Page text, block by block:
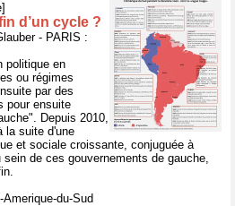
d’un cycle ?
- PARIS :
politique en
ou régimes
par des
pour ensuite
Depuis 2010,
la suite d'une
et sociale croissante, conjuguée à
sein de ces gouvernements de gauche,
du-Sud